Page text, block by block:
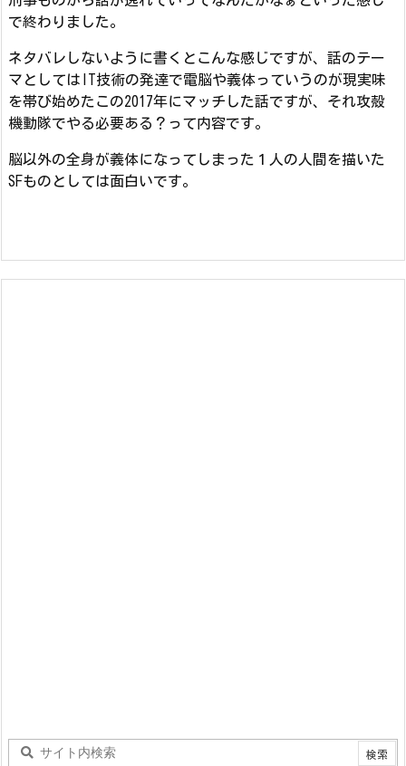
で終わりました。
ネタバレしないように書くとこんな感じですが、話のテー
マとしてはIT技術の発達で電脳や義体っていうのが現実味
を帯び始めたこの2017年にマッチした話ですが、それ攻殻
機動隊でやる必要ある？って内容です。
脳以外の全身が義体になってしまった１人の人間を描いた
SFものとしては面白いです。